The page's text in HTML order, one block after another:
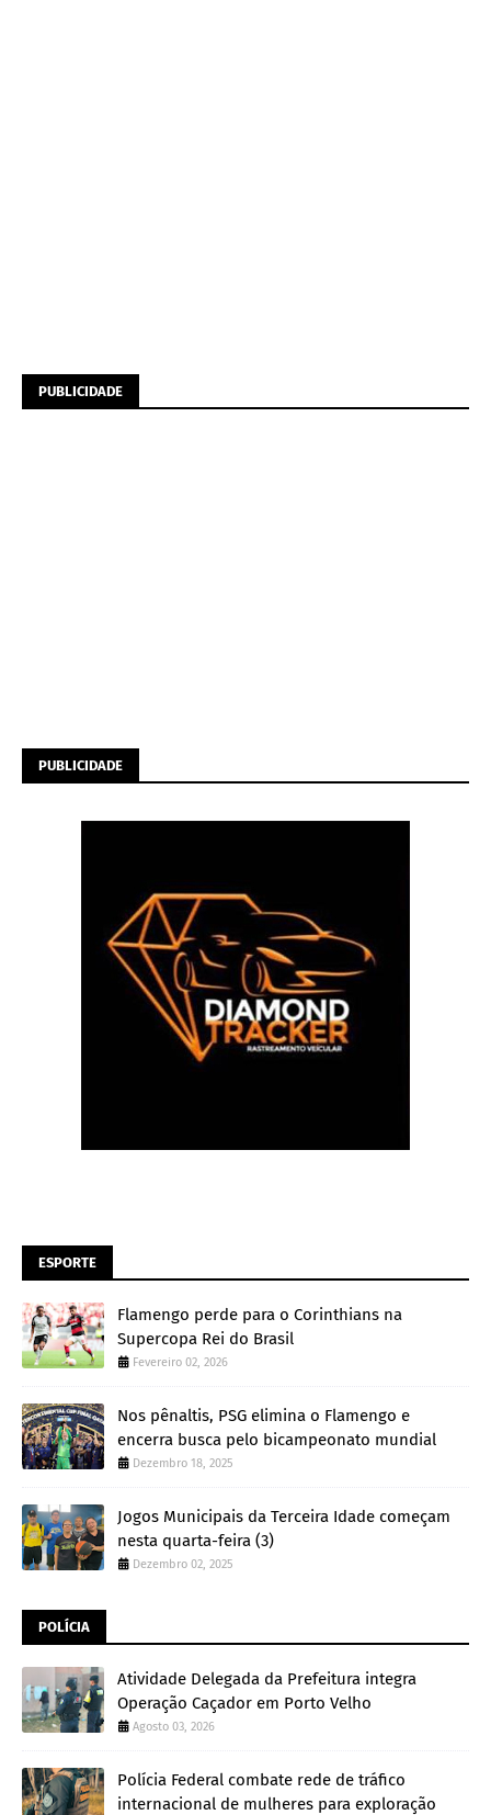
PUBLICIDADE
PUBLICIDADE
ESPORTE
Flamengo perde para o Corinthians na
Supercopa Rei do Brasil
Fevereiro 02, 2026
Nos pênaltis, PSG elimina o Flamengo e
encerra busca pelo bicampeonato mundial
Dezembro 18, 2025
Jogos Municipais da Terceira Idade começam
nesta quarta-feira (3)
Dezembro 02, 2025
POLÍCIA
Atividade Delegada da Prefeitura integra
Operação Caçador em Porto Velho
Agosto 03, 2026
Polícia Federal combate rede de tráfico
internacional de mulheres para exploração